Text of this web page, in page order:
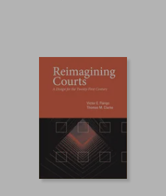
54%
dcto.